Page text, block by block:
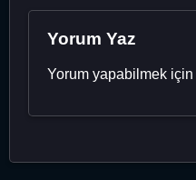
Yorum Yaz
Yorum yapabilmek için